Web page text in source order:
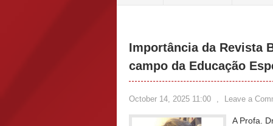
Importância da Revista
campo da Educação
October 14, 2025 11:00 , Leave a
A Profa.